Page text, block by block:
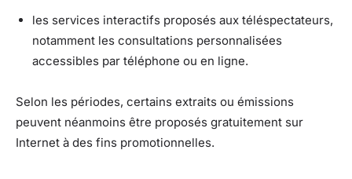
les services interactifs proposés aux téléspectateurs,
notamment les consultations personnalisées
accessibles par téléphone ou en ligne.
Selon les périodes, certains extraits ou émissions
peuvent néanmoins être proposés gratuitement sur
Internet à des fins promotionnelles.